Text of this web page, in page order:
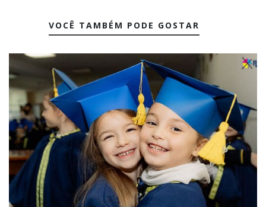
VOCÊ TAMBÉM PODE GOSTAR